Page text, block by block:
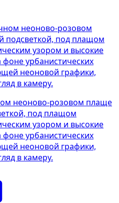
неоново-розовом плаще
под плащом
узором и высокие
урбанистических
неоновой графики,
в камеру.